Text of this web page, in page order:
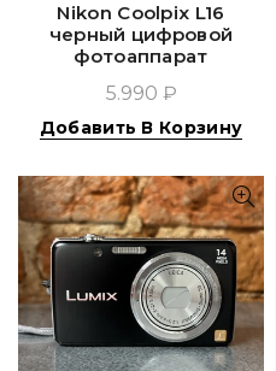
Nikon Coolpix L16
черный цифровой
фотоаппарат
5.990 ₽
Добавить В Корзину